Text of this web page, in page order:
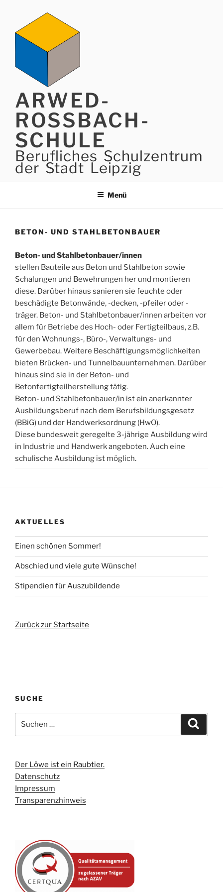
springen
ARWED-
ROSSBACH-
SCHULE
Berufliches Schulzentrum
der Stadt Leipzig
Menü
BETON- UND STAHLBETONBAUER
Beton- und Stahlbetonbauer/innen
stellen Bauteile aus Beton und Stahlbeton sowie
Schalungen und Bewehrungen her und montieren
diese. Darüber hinaus sanieren sie feuchte oder
beschädigte Betonwände, -decken, -pfeiler oder -
träger. Beton- und Stahlbetonbauer/innen arbeiten vor
allem für Betriebe des Hoch- oder Fertigteilbaus, z.B.
für den Wohnungs-, Büro-, Verwaltungs- und
Gewerbebau. Weitere Beschäftigungsmöglichkeiten
bieten Brücken- und Tunnelbauunternehmen. Darüber
hinaus sind sie in der Beton- und
Betonfertigteilherstellung tätig.
Beton- und Stahlbetonbauer/in ist ein anerkannter
Ausbildungsberuf nach dem Berufsbildungsgesetz
(BBiG) und der Handwerksordnung (HwO).
Diese bundesweit geregelte 3-jährige Ausbildung wird
in Industrie und Handwerk angeboten. Auch eine
schulische Ausbildung ist möglich.
AKTUELLES
Einen schönen Sommer!
Abschied und viele gute Wünsche!
Stipendien für Auszubildende
Zurück zur Startseite
SUCHE
nach:
Der Löwe ist ein Raubtier.
Datenschutz
Impressum
Transparenzhinweis